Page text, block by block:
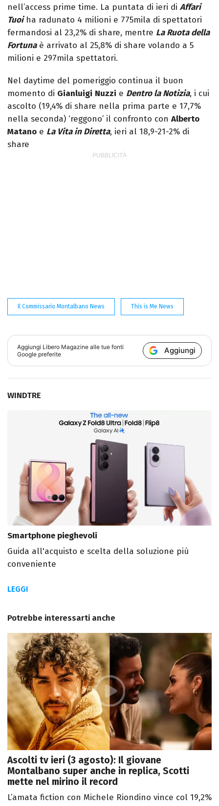
nell’access prime time. La puntata di ieri di Affari
Tuoiha radunato 4 milioni e 775mila di spettatori
fermandosi al 23,2% di share, mentre La Ruota della
Fortunaè arrivato al 25,8% di share volando a 5
milioni e 297mila spettatori.
Nel daytime del pomeriggio continua il buon
momento di Gianluigi Nuzzi e Dentro la Notizia, i cui
ascolto (19,4% di share nella prima parte e 17,7%
nella seconda) ‘reggono’ il confronto con Alberto
Matano e La Vita in Diretta, ieri al 18,9-21-2% di
share
Il Commissario Montalbano News This is Me News
Aggiungi Libero Magazine alle tue fonti
Google preferite
Aggiungi
WINDTRE
Smartphone pieghevoli
Guida all'acquisto e scelta della soluzione più
conveniente
LEGGI
Potrebbe interessarti anche
Ascolti tv ieri (3 agosto): Il giovane
Montalbano super anche in replica, Scotti
mette nel mirino il record
L’amata fiction con Michele Riondino vince col 19,2%